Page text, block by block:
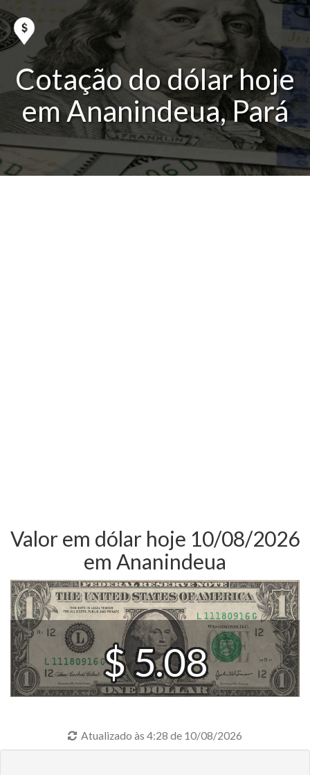
Cotação do dólar hoje
em Ananindeua, Pará
Valor em dólar hoje 10/08/2026
em Ananindeua
$ 5.08
Atualizado às 4:28 de 10/08/2026